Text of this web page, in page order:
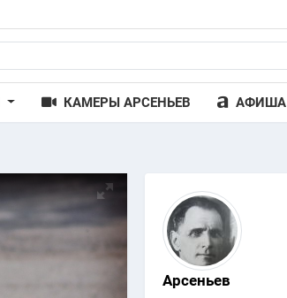
КАМЕРЫ АРСЕНЬЕВ АФИША
Арсеньев